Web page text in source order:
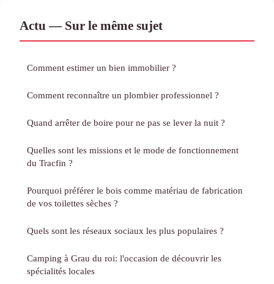
Actu — Sur le même sujet
Comment estimer un bien immobilier ?
Comment reconnaître un plombier professionnel ?
Quand arrêter de boire pour ne pas se lever la nuit ?
Quelles sont les missions et le mode de fonctionnement
du Tracfin ?
Pourquoi préférer le bois comme matériau de fabrication
de vos toilettes sèches ?
Quels sont les réseaux sociaux les plus populaires ?
Camping à Grau du roi: l'occasion de découvrir les
spécialités locales